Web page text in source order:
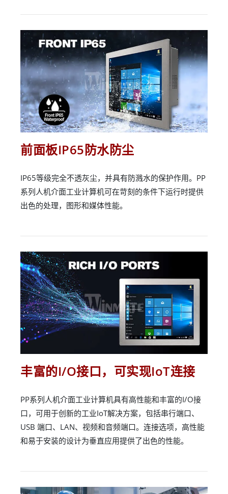
前面板IP65防水防尘
IP65等级完全不透灰尘，并具有防溅水的保护作用。PP
系列人机介面工业计算机可在苛刻的条件下运行时提供
出色的处理，图形和媒体性能。
丰富的I/O接口，可实现IoT连接
PP系列人机介面工业计算机具有高性能和丰富的I/O接
口，可用于创新的工业IoT解决方案，包括串行端口、
USB 端口、LAN、视频和音频端口。连接选项，高性能
和易于安装的设计为垂直应用提供了出色的性能。